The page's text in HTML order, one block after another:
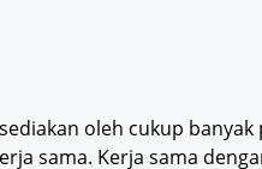
oleh cukup banyak
sama. Kerja sama